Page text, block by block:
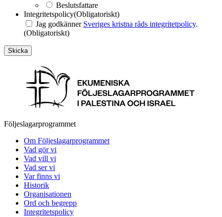
Beslutsfattare
Integritetspolicy(Obligatoriskt)
Jag godkänner Sveriges kristna råds integritetpolicy.
(Obligatoriskt)
Följeslagarprogrammet
Om Följeslagarprogrammet
Vad gör vi
Vad vill vi
Vad ser vi
Var finns vi
Historik
Organisationen
Ord och begrepp
Integritetspolicy